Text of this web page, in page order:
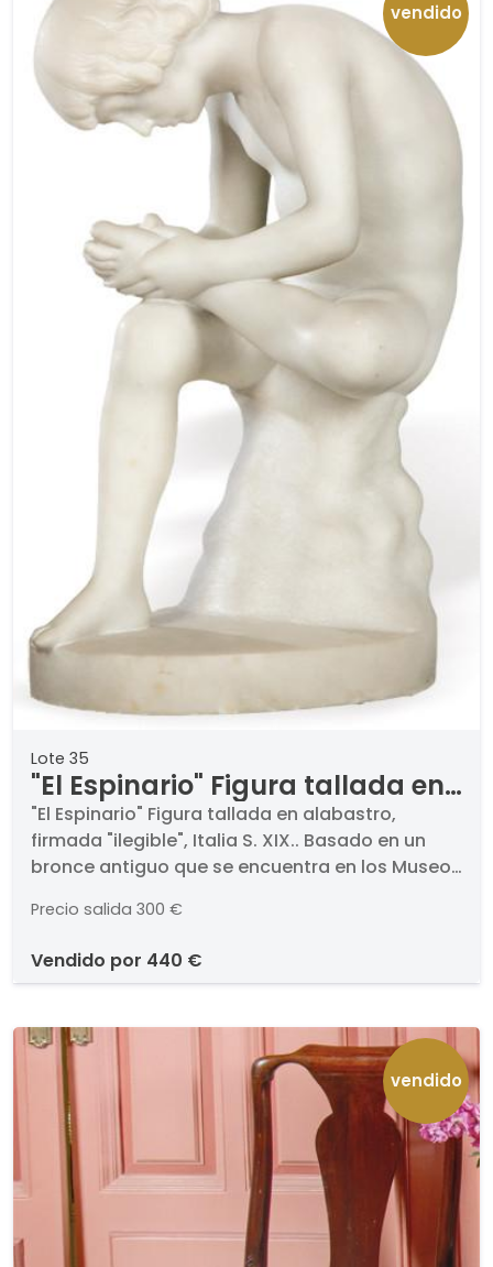
vendido
Lote 35
"El Espinario" Figura tallada en
alabastro, firmada "ilegible",
Italia S. XIX.
"El Espinario" Figura tallada en alabastro,
firmada "ilegible", Italia S. XIX.. Basado en un
bronce antiguo que se encuentra en los Museos
Precio salida 300 €
vendido por 440 €
vendido